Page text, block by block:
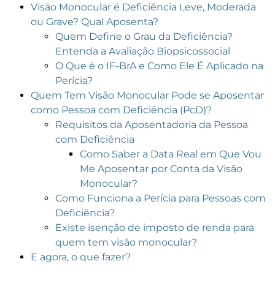
Visão Monocular é Deficiência Leve, Moderada
ou Grave? Qual Aposenta?
Quem Define o Grau da Deficiência?
Entenda a Avaliação Biopsicossocial
O Que é o IF-BrA e Como Ele É Aplicado na
Perícia?
Quem Tem Visão Monocular Pode se Aposentar
como Pessoa com Deficiência (PcD)?
Requisitos da Aposentadoria da Pessoa
com Deficiência
Como Saber a Data Real em Que Vou
Me Aposentar por Conta da Visão
Monocular?
Como Funciona a Perícia para Pessoas com
Deficiência?
Existe isenção de imposto de renda para
quem tem visão monocular?
E agora, o que fazer?